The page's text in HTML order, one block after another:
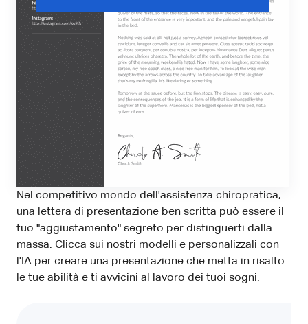
Nel competitivo mondo dell'assistenza chiropratica,
una lettera di presentazione ben scritta può essere il
tuo "aggiustamento" segreto per distinguerti dalla
massa. Clicca sui nostri modelli e personalizzali con
l'IA per creare una presentazione che metta in risalto
le tue abilità e ti avvicini al lavoro dei tuoi sogni.